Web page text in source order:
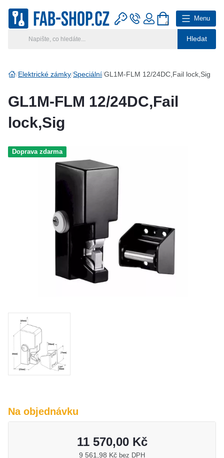
Hledat
0
Menu
Hlavní kategorie
Klíčové systémy
Elektrické zámky Speciální GL1M-FLM 12/24DC,Fail lock,Sig
GL1M-FLM 12/24DC,Fail
lock,Sig
Doprava zdarma
Na objednávku
11 570,00 Kč
9 561,98 Kč bez DPH